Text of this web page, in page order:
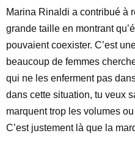
Marina Rinaldi a contribué à
grande taille en montrant
pouvaient coexister. C’est
beaucoup de femmes
qui ne les enferment pas
dans cette situation, tu veux
marquent trop les volumes
C’est justement là que la